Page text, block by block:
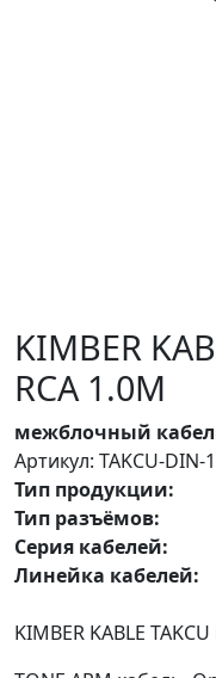
KIMBER
RCA 1.0М
межблочный
Артикул: TAKCU-DIN-
Тип продукции:
Тип разъёмов:
Серия кабелей:
Линейка кабелей:
KIMBER KABLE